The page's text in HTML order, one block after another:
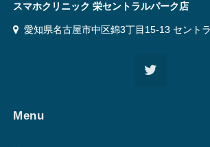
スマホクリニック 栄セントラルパーク店
愛知県名古屋市中区錦3丁目15-13 セント
Menu